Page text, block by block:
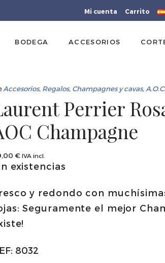
Mi cuenta Carrito
BODEGA ACCESORIOS
Accesorios, Regalos, Champagnes y cavas,
Perrier
Champagne
€ IVA incl.
existencias
y redondo con
Seguramente el mejor
8032